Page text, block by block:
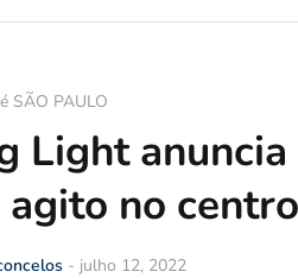
SÃO PAULO
Light
no
- julho 12, 2022